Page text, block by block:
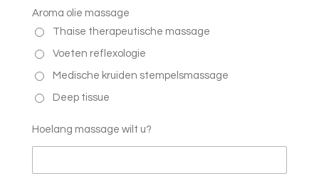
Aroma olie massage
Thaise therapeutische massage
Voeten reflexologie
Medische kruiden stempelsmassage
Deep tissue
Hoelang massage wilt u?